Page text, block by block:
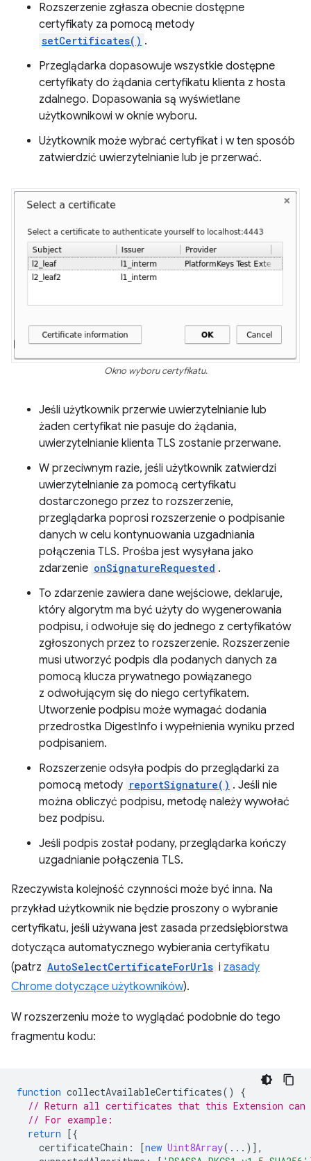
Rozszerzenie zgłasza obecnie dostępne
certyfikaty za pomocą metody
setCertificates() .
Przeglądarka dopasowuje wszystkie dostępne
certyfikaty do żądania certyfikatu klienta z hosta
zdalnego. Dopasowania są wyświetlane
użytkownikowi w oknie wyboru.
Użytkownik może wybrać certyfikat i w ten sposób
zatwierdzić uwierzytelnianie lub je przerwać.
Okno wyboru certyfikatu.
Jeśli użytkownik przerwie uwierzytelnianie lub
żaden certyfikat nie pasuje do żądania,
uwierzytelnianie klienta TLS zostanie przerwane.
W przeciwnym razie, jeśli użytkownik zatwierdzi
uwierzytelnianie za pomocą certyfikatu
dostarczonego przez to rozszerzenie,
przeglądarka poprosi rozszerzenie o podpisanie
danych w celu kontynuowania uzgadniania
połączenia TLS. Prośba jest wysyłana jako
zdarzenie onSignatureRequested .
To zdarzenie zawiera dane wejściowe, deklaruje,
który algorytm ma być użyty do wygenerowania
podpisu, i odwołuje się do jednego z certyfikatów
zgłoszonych przez to rozszerzenie. Rozszerzenie
musi utworzyć podpis dla podanych danych za
pomocą klucza prywatnego powiązanego
z odwołującym się do niego certyfikatem.
Utworzenie podpisu może wymagać dodania
przedrostka DigestInfo i wypełnienia wyniku przed
podpisaniem.
Rozszerzenie odsyła podpis do przeglądarki za
pomocą metody reportSignature() . Jeśli nie
można obliczyć podpisu, metodę należy wywołać
bez podpisu.
Jeśli podpis został podany, przeglądarka kończy
uzgadnianie połączenia TLS.
Rzeczywista kolejność czynności może być inna. Na
przykład użytkownik nie będzie proszony o wybranie
certyfikatu, jeśli używana jest zasada przedsiębiorstwa
dotycząca automatycznego wybierania certyfikatu
(patrz AutoSelectCertificateForUrls i zasady
Chrome dotyczące użytkowników).
W rozszerzeniu może to wyglądać podobnie do tego
fragmentu kodu:
function collectAvailableCertificates()
{
// Return all certificates that this Extension can
// For example:
return [{
certificateChain : [new Uint8Array(...)],